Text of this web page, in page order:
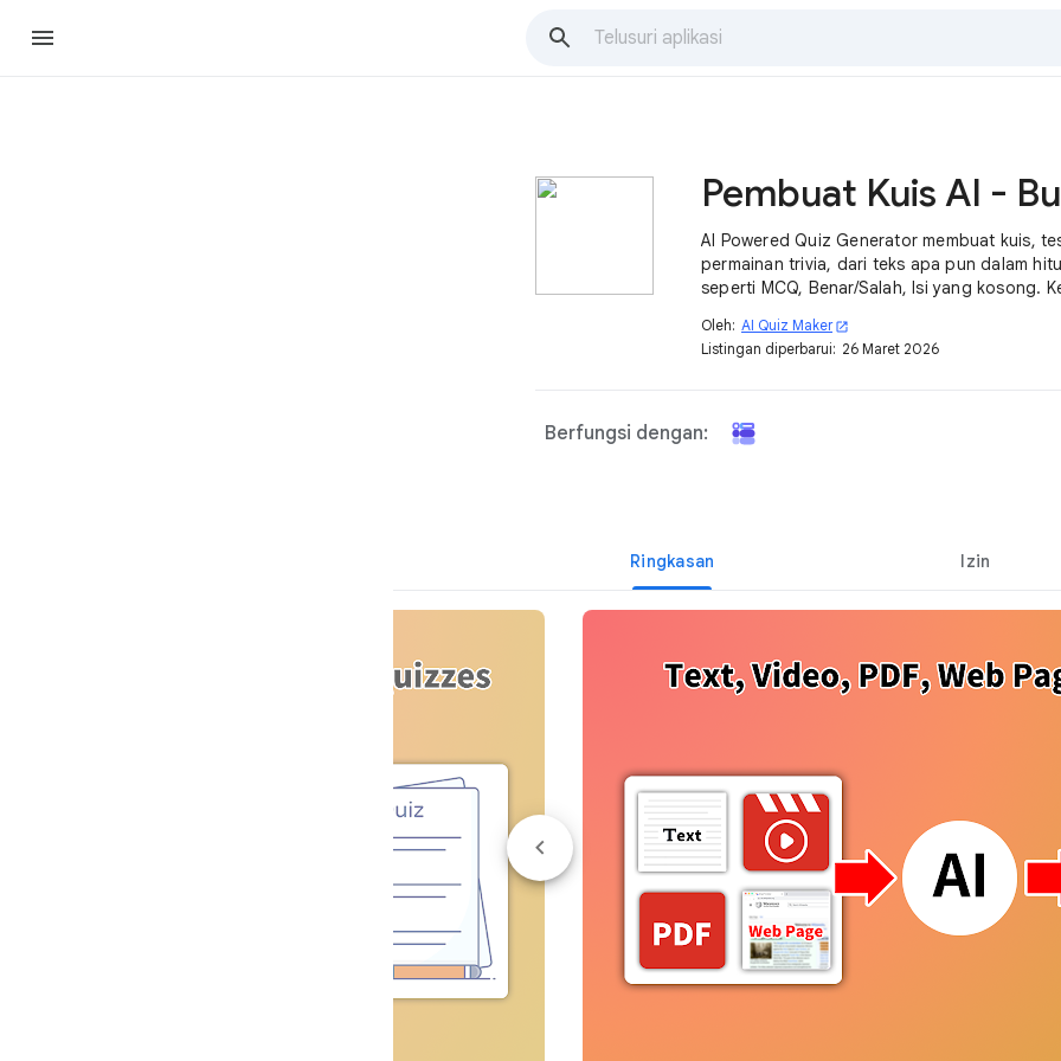
AI Powered Quiz Generator membuat kuis,
permainan trivia, dari teks apa pun dalam
seperti MCQ, Benar/Salah, Isi yang kosong.
Oleh: AI Quiz Maker open_in_new
Listingan diperbarui: 26 Maret 2026
Berfungsi dengan:
Ringkasan Izin